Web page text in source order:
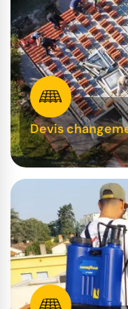
Devis